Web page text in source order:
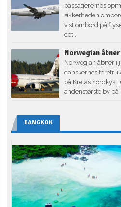
passagerernes
sikkerheden
vist ombord på
det...
Norwegian
Norwegian åbner i
danskernes
på Kretas nordkyst.
andenstørste by på
BANGKOK